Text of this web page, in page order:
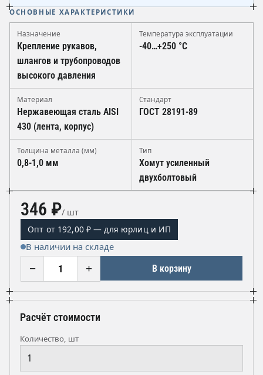
ОСНОВНЫЕ ХАРАКТЕРИСТИКИ
Назначение
Крепление рукавов,
шлангов и трубопроводов
высокого давления
Температура эксплуатации
-40…+250 °C
Материал
Нержавеющая сталь AISI
430 (лента, корпус)
Стандарт
ГОСТ 28191-89
Толщина металла (мм)
0,8-1,0 мм
Тип
Хомут усиленный
двухболтовый
346 ₽/ шт
Опт от 192,00 ₽ — для юрлиц и ИП
В наличии на складе
− + В корзину
Расчёт стоимости
Количество, шт